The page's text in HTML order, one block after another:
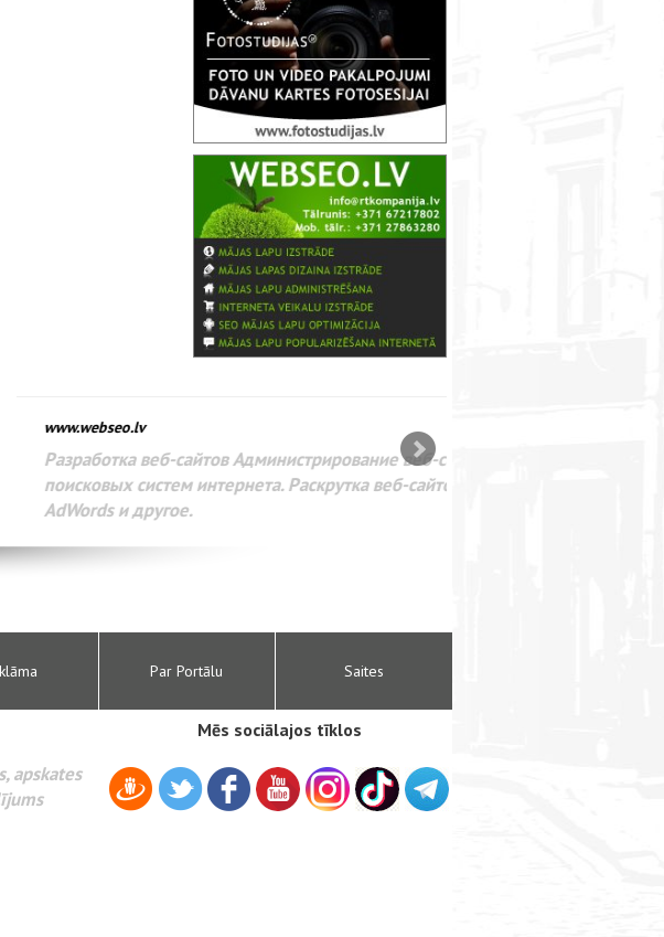
веб-сайтов. SEO оптимизация сайта для
веб-сайтов. Реклама в интернете Google
Par Portālu Saites
apskates
Mēs sociālajos tīklos